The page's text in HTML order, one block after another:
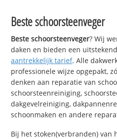
Beste schoorsteenveger
Beste schoorsteenveger? Wij
daken en bieden een
aantrekkelijk tarief. Alle
professionele wijze opgepakt,
denken aan reparatie van
schoorsteenreiniging,
dakgevelreiniging,
schoonmaken en andere
Bij het stoken(verbranden) van